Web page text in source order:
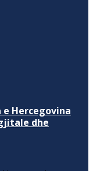
e Hercegovina
dhe